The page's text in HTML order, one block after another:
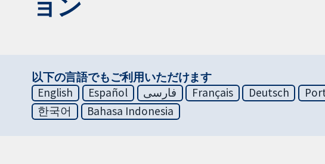
以下の言語でもご利用いただけます
English
Español فارسی Français Deutsch
한국어
Bahasa Indonesia